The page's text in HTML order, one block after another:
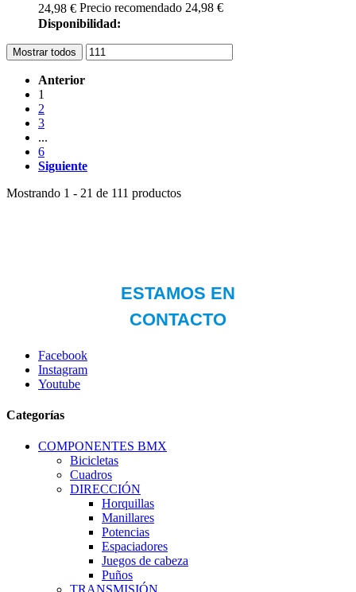
24,98 € Precio recomendado 24,98 €
Disponibilidad:
Mostrar todos
Anterior
1
2
3
...
6
Siguiente
Mostrando 1 - 21 de 111 productos
Facebook
Instagram
Youtube
Categorías
COMPONENTES BMX
Bicicletas
Cuadros
DIRECCIÓN
Horquillas
Manillares
Potencias
Espaciadores
Juegos de cabeza
Puños